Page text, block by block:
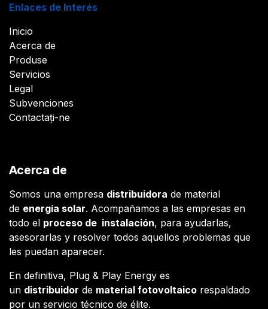
Enlaces de Interés
Inicio
Acerca de
Produse
Servicios
Legal
Subvenciones
Contactați-ne
Acerca de
Somos una empresa distribuidora de material
de energía solar. Acompañamos a las empresas en
todo el proceso de instalación, para ayudarlas,
asesorarlas y resolver todos aquellos problemas que
les puedan aparecer.
En definitiva, Plug & Play Energy es
un distribuidor de material fotovoltaico respaldado
por un servicio técnico de élite.